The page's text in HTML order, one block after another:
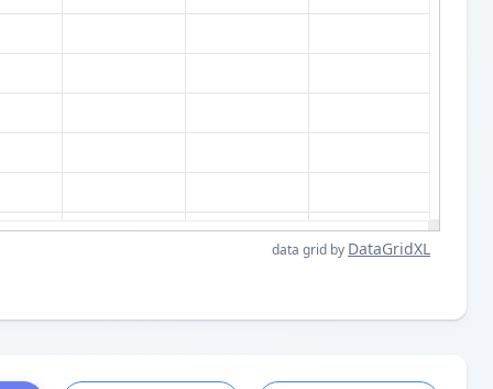
data grid by DataGridXL